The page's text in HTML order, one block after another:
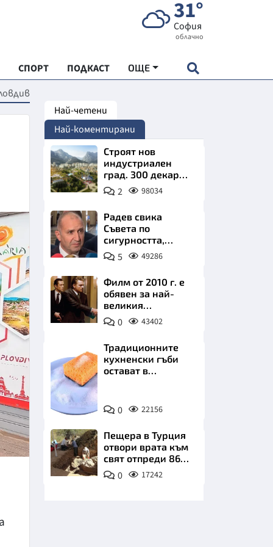
31°
София
облачно
СПОРТ ПОДКАСТ ОЩЕ
"ЧУДЕСАТА НА БЪЛГАРИЯ"
ХРАНА
ИКОНОМИКА
Най-четени
Най-коментирани
Строят нов
индустриален
град. 300 декара
чакат златни
заводи
2 98034
Радев свика
Съвета по
сигурността,
следва ключово
изявление
5 49286
Филм от 2010 г. е
обявен за най-
великия
психологически
трилър в
0 43402
Снимка:
Пиксабей
Традиционните
кухненски гъби
остават в
0 22156
Пещера в Турция
отвори врата към
свят отпреди 86
000 години
0 17242